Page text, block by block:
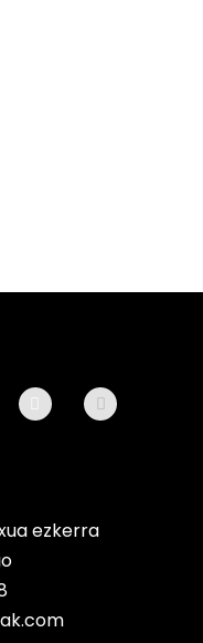
ezkerra